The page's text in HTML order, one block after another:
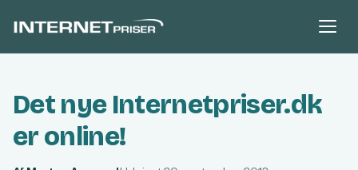
Det nye Internetpriser.dk
er online!